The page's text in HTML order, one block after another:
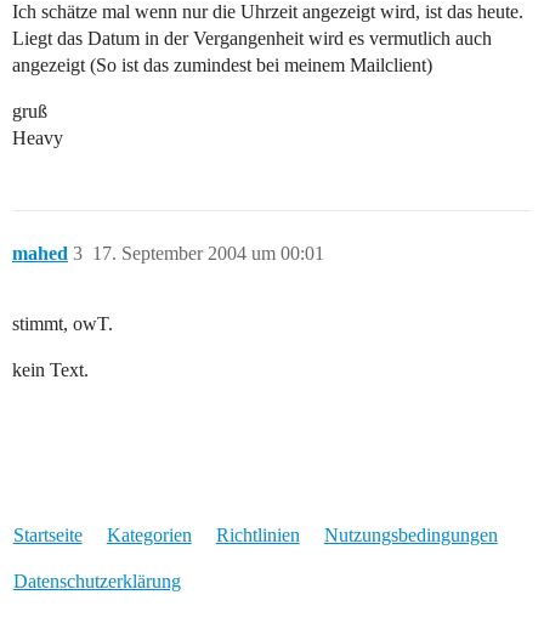
Ich schätze mal wenn nur die Uhrzeit angezeigt wird, ist das heute.
Liegt das Datum in der Vergangenheit wird es vermutlich auch
angezeigt (So ist das zumindest bei meinem Mailclient)
gruß
Heavy
mahed 17. September 2004 um 00:01
3
stimmt, owT.
kein Text.
Startseite Kategorien Richtlinien Nutzungsbedingungen
Datenschutzerklärung